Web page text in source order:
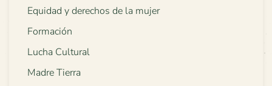
Equidad y derechos de la mujer
Formación
Lucha Cultural
Madre Tierra